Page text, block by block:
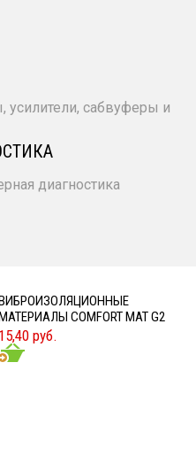
усилители, сабвуферы и
диагностика
ВИБРОИЗОЛЯЦИОННЫЕ
МАТЕРИАЛЫ COMFORT MAT G2
15,40 руб.